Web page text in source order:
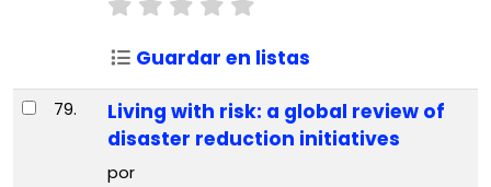
Guardar en listas
79.
Living with risk: a global review of
disaster reduction initiatives
por